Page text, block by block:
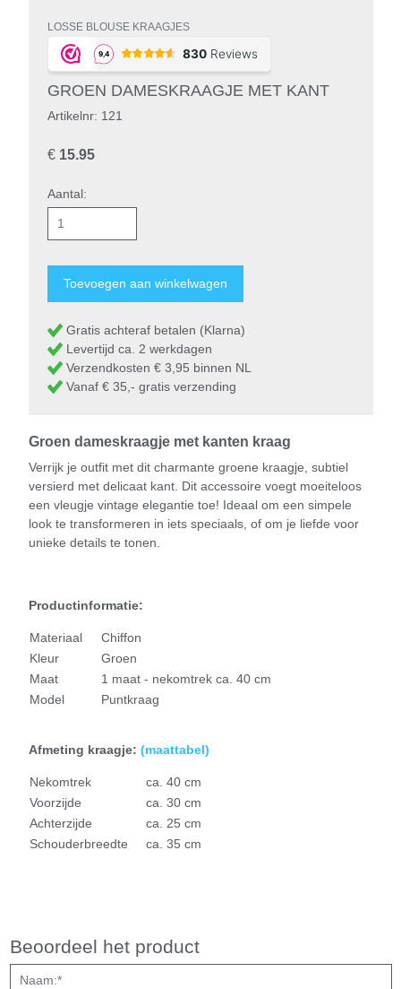
LOSSE BLOUSE KRAAGJES
GROEN DAMESKRAAGJE MET KANT
Artikelnr: 121
€ 15.95
Aantal:
Gratis achteraf betalen (Klarna)
Levertijd ca. 2 werkdagen
Verzendkosten € 3,95 binnen NL
Vanaf € 35,- gratis verzending
Groen dameskraagje met kanten kraag
Verrijk je outfit met dit charmante groene kraagje, subtiel
versierd met delicaat kant. Dit accessoire voegt moeiteloos
een vleugje vintage elegantie toe! Ideaal om een simpele
look te transformeren in iets speciaals, of om je liefde voor
unieke details te tonen.
Productinformatie:
Materiaal
Chiffon
Kleur
Groen
Maat
1 maat - nekomtrek ca. 40 cm
Model
Puntkraag
Afmeting kraagje: (maattabel)
Nekomtrek
ca. 40 cm
Voorzijde
ca. 30 cm
Achterzijde
ca. 25 cm
Schouderbreedte
ca. 35 cm
Beoordeel het product